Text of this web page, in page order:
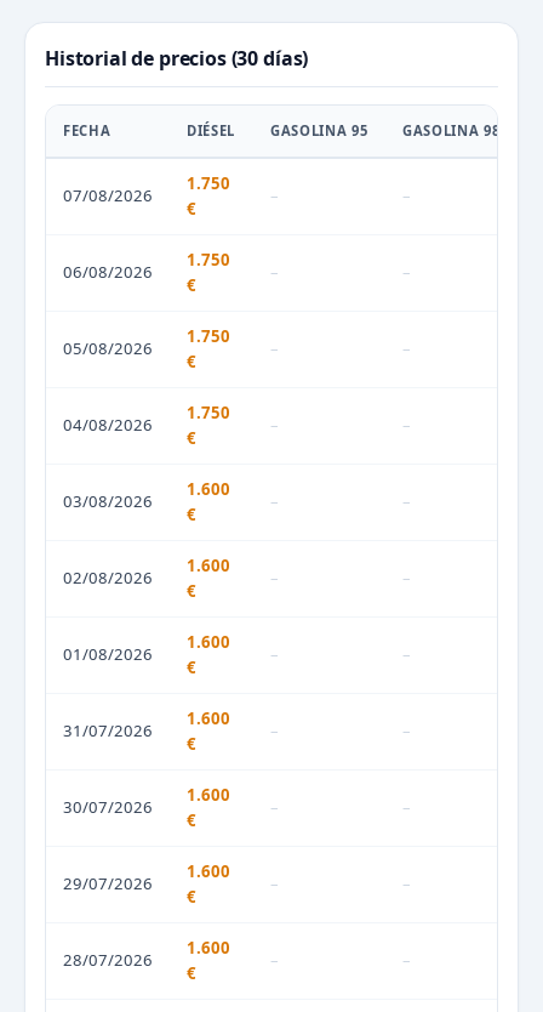
Historial de precios (30 días)
FECHA DIÉSEL GASOLINA 95 GASOLINA 98
07/08/2026
1.750
€
– –
06/08/2026
1.750
€
– –
05/08/2026
1.750
€
– –
04/08/2026
1.750
€
– –
03/08/2026
1.600
€
– –
02/08/2026
1.600
€
– –
01/08/2026
1.600
€
– –
31/07/2026
1.600
€
– –
30/07/2026
1.600
€
– –
29/07/2026
1.600
€
– –
28/07/2026
1.600
€
– –